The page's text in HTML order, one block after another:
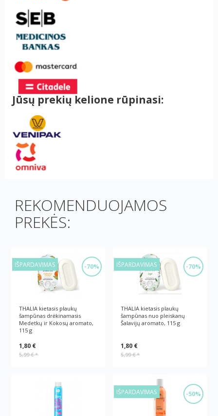
Jūsų prekių kelione rūpinasi:
REKOMENDUOJAMOS
PREKĖS:
-70%
IŠPARDAVIMAS
THALIA kietasis plaukų
šampūnas drėkinamasis
Medetkų ir Kokosų aromato,
115 g
1,80 €
5,99 €*
-70%
IŠPARDAVIMAS
THALIA kietasis plaukų
šampūnas nuo pleiskanų
Šalavijų aromato, 115 g
1,80 €
5,99 €*
-50%
IŠPARDAVIMAS